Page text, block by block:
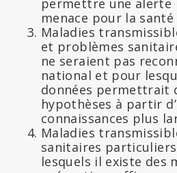
menace pour la
Maladies
et problèmes
ne seraient pas
national et pour
données permettrait
hypothèses à partir
connaissances plus
Maladies
sanitaires
lesquels il existe des